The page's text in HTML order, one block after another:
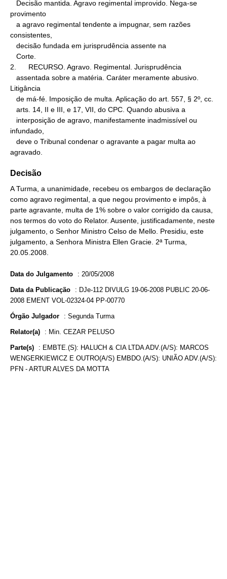
provimento
consistentes,
2.      RECURSO. Agravo. Regimental. Jurisprudência
Litigância
infundado,
agravado.
Decisão
A Turma, a unanimidade, recebeu os embargos de declaração
como agravo regimental, a que negou provimento e impôs, à
parte agravante, multa de 1% sobre o valor corrigido da causa,
nos termos do voto do Relator. Ausente, justificadamente, neste
julgamento, o Senhor Ministro Celso de Mello. Presidiu, este
julgamento, a Senhora Ministra Ellen Gracie. 2ª Turma,
20.05.2008.
Data do Julgamento : 20/05/2008
Data da Publicação : DJe-112 DIVULG 19-06-2008 PUBLIC 20-06-
2008 EMENT VOL-02324-04 PP-00770
Órgão Julgador : Segunda Turma
Relator(a) : Min. CEZAR PELUSO
Parte(s) : EMBTE.(S): HALUCH & CIA LTDA ADV.(A/S): MARCOS
WENGERKIEWICZ E OUTRO(A/S) EMBDO.(A/S): UNIÃO ADV.(A/S):
PFN - ARTUR ALVES DA MOTTA